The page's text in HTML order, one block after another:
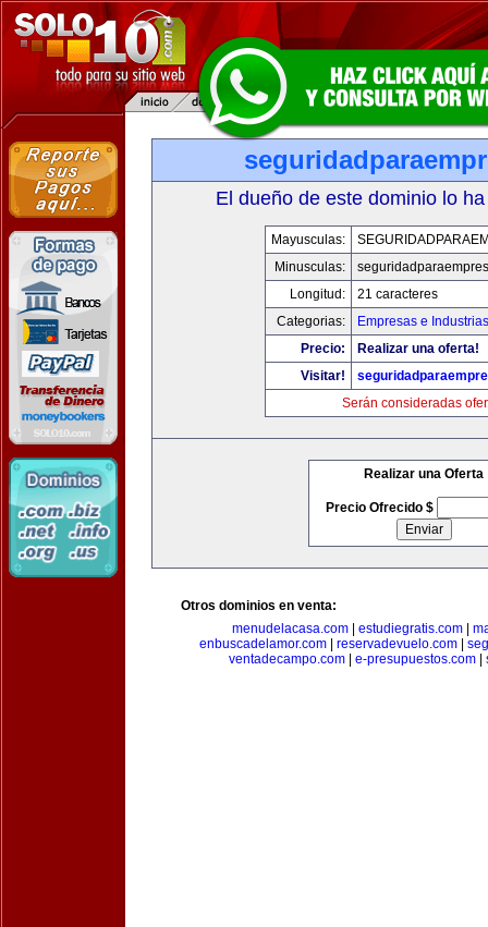
El dueño de este dominio lo
Mayusculas:
Minusculas:
Longitud:
21 caracteres
Categorias:
Empresas e Industrias
Precio:
Realizar una oferta!
Visitar!
Serán consideradas
Realizar una Oferta
Precio Ofrecido $
Otros dominios en venta:
menudelacasa.com
estudiegratis.com
enbuscadelamor.com
reservadevuelo.com
ventadecampo.com| e-presupuestos.com|